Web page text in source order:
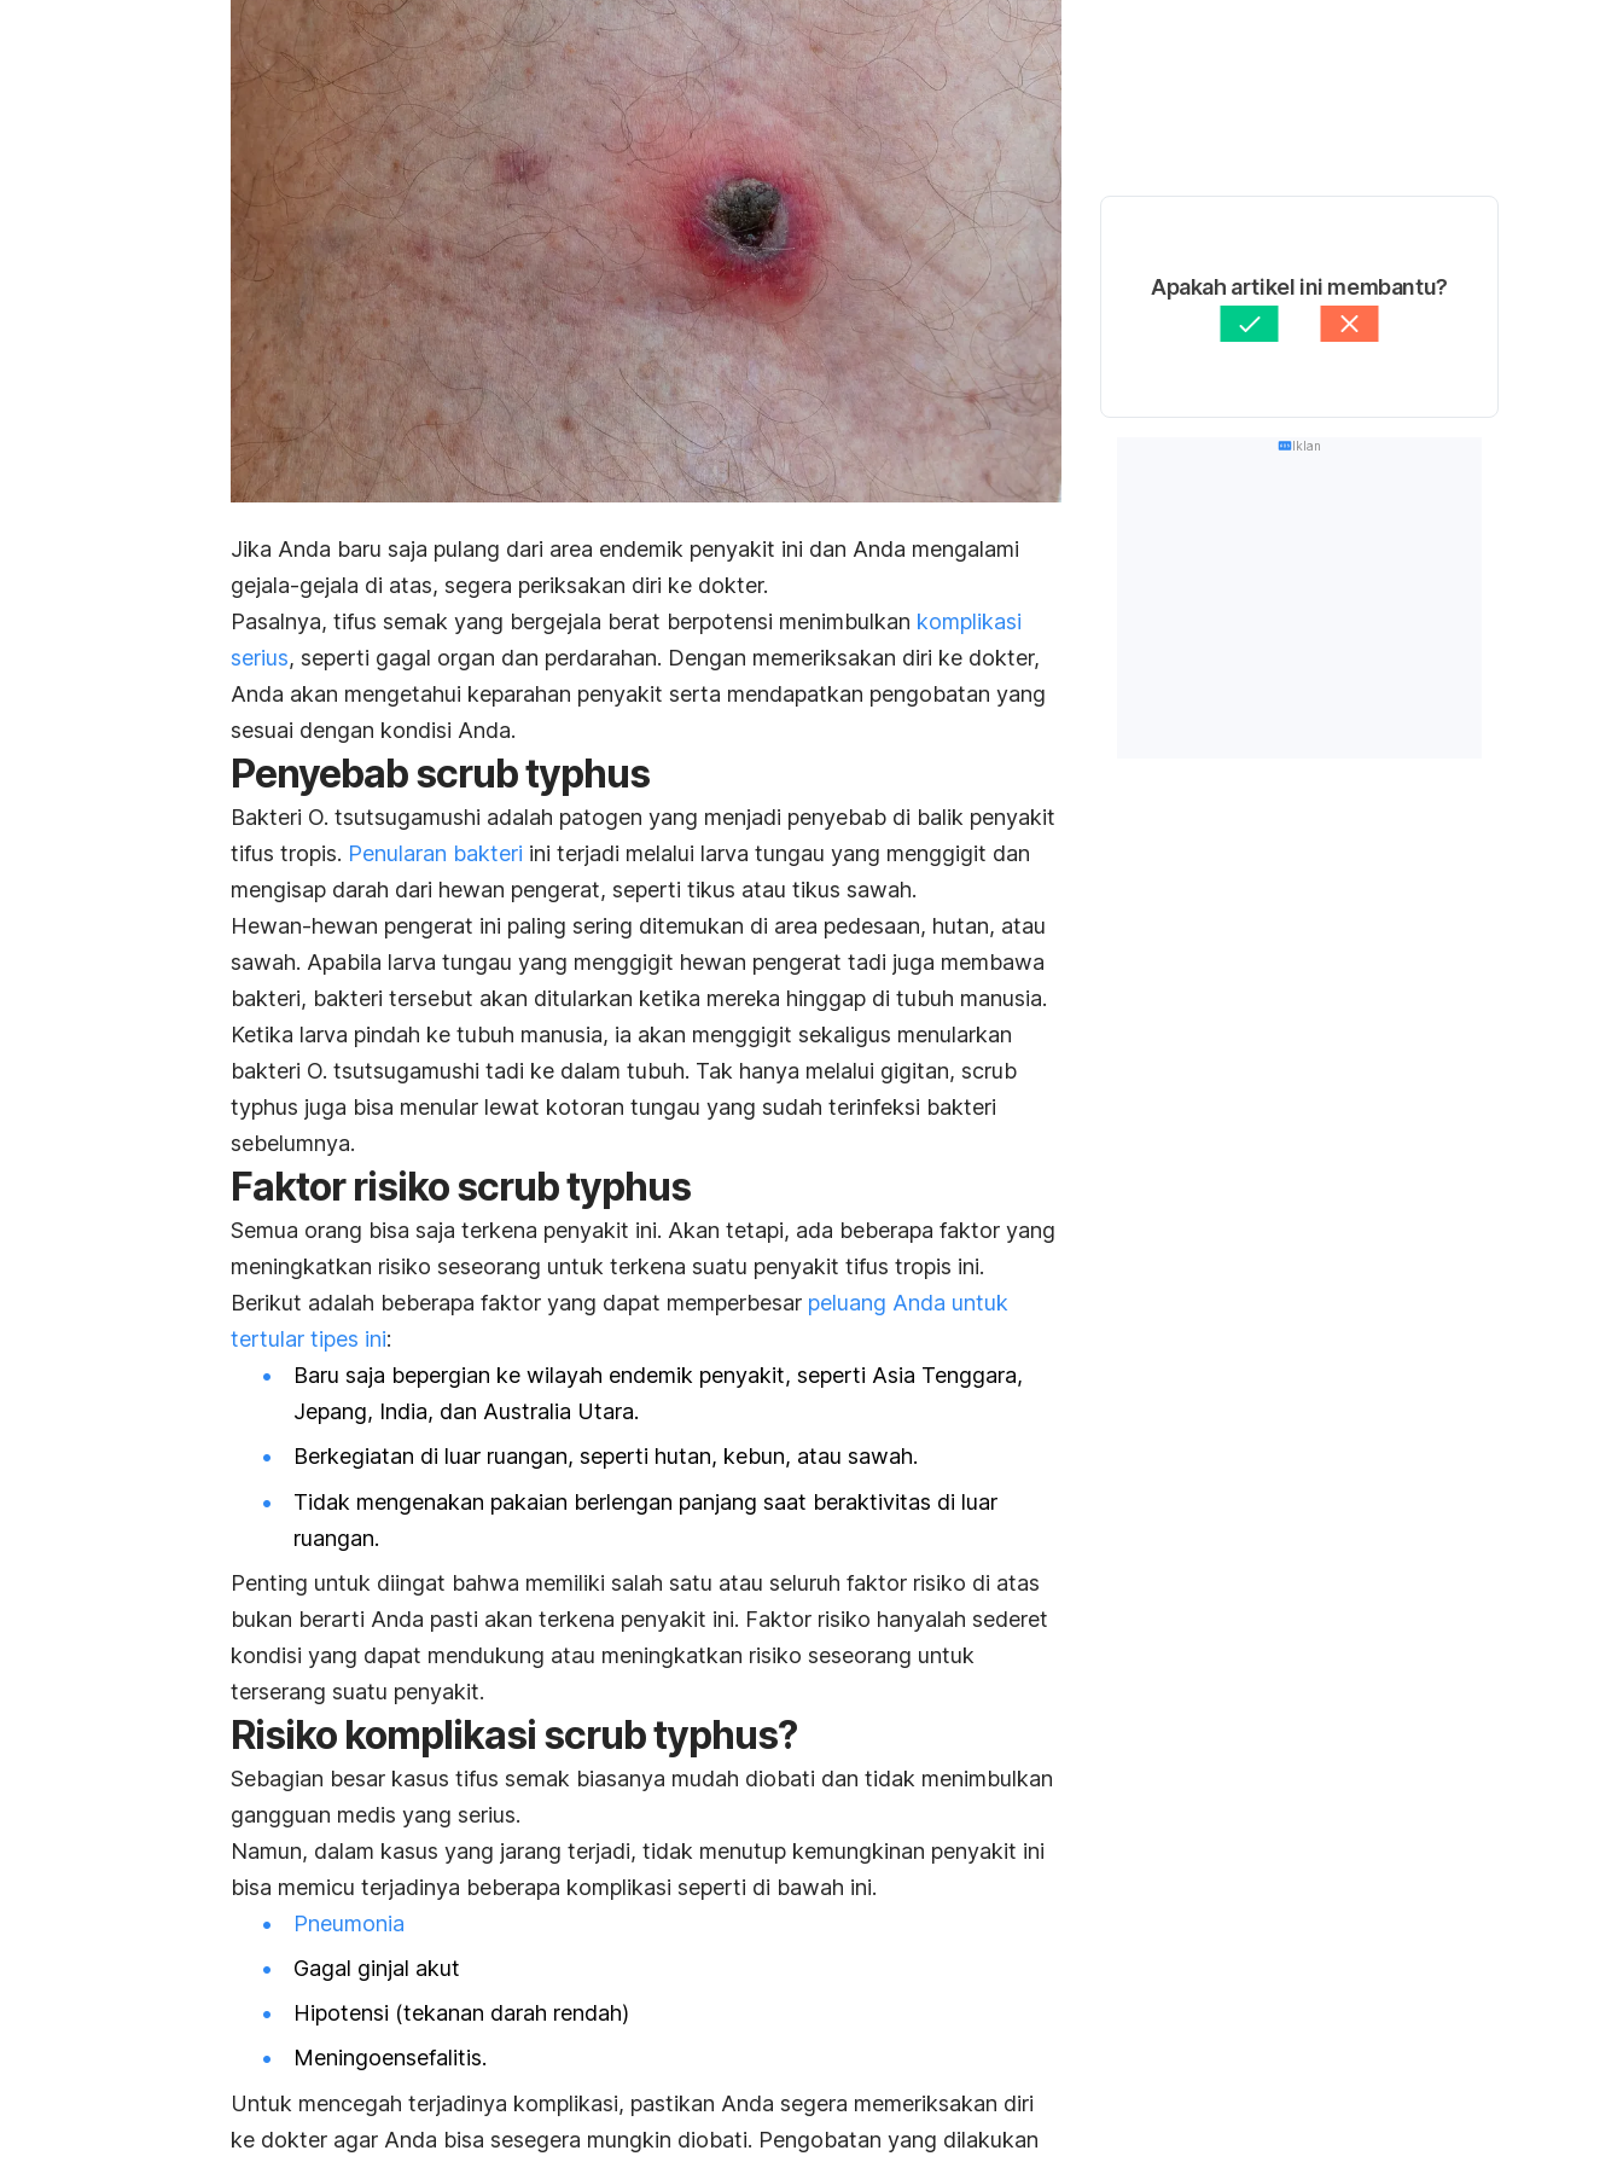
Jika Anda baru saja pulang dari area endemik penyakit ini dan Anda mengalami
gejala-gejala di atas, segera periksakan diri ke dokter.
Pasalnya, tifus semak yang bergejala berat berpotensi menimbulkan komplikasi
serius, seperti gagal organ dan perdarahan. Dengan memeriksakan diri ke dokter,
Anda akan mengetahui keparahan penyakit serta mendapatkan pengobatan yang
sesuai dengan kondisi Anda.
Penyebabscrub typhus
Bakteri O. tsutsugamushi adalah patogen yang menjadi penyebab di balik penyakit
tifus tropis. Penularan bakteri ini terjadi melalui larva tungau yang menggigit dan
mengisap darah dari hewan pengerat, seperti tikus atau tikus sawah.
Hewan-hewan pengerat ini paling sering ditemukan di area pedesaan, hutan, atau
sawah. Apabila larva tungau yang menggigit hewan pengerat tadi juga membawa
bakteri, bakteri tersebut akan ditularkan ketika mereka hinggap di tubuh manusia.
Ketika larva pindah ke tubuh manusia, ia akan menggigit sekaligus menularkan
bakteri O. tsutsugamushi tadi ke dalam tubuh. Tak hanya melalui gigitan, scrub
typhus juga bisa menular lewat kotoran tungau yang sudah terinfeksi bakteri
sebelumnya.
Faktor risikoscrub typhus
Semua orang bisa saja terkena penyakit ini. Akan tetapi, ada beberapa faktor yang
meningkatkan risiko seseorang untuk terkena suatu penyakit tifus tropis ini.
Berikut adalah beberapa faktor yang dapat memperbesar peluang Anda untuk
tertular tipes ini:
Baru saja bepergian ke wilayah endemik penyakit, seperti Asia Tenggara,
Jepang, India, dan Australia Utara.
Berkegiatan di luar ruangan, seperti hutan, kebun, atau sawah.
Tidak mengenakan pakaian berlengan panjang saat beraktivitas di luar
ruangan.
Penting untuk diingat bahwa memiliki salah satu atau seluruh faktor risiko di atas
bukan berarti Anda pasti akan terkena penyakit ini. Faktor risiko hanyalah sederet
kondisi yang dapat mendukung atau meningkatkan risiko seseorang untuk
terserang suatu penyakit.
Risiko komplikasi scrub typhus?
Sebagian besar kasus tifus semak biasanya mudah diobati dan tidak menimbulkan
gangguan medis yang serius.
Namun, dalam kasus yang jarang terjadi, tidak menutup kemungkinan penyakit ini
bisa memicu terjadinya beberapa komplikasi seperti di bawah ini.
Pneumonia
Gagal ginjal akut
Hipotensi (tekanan darah rendah)
Meningoensefalitis.
Untuk mencegah terjadinya komplikasi, pastikan Anda segera memeriksakan diri
ke dokter agar Anda bisa sesegera mungkin diobati. Pengobatan yang dilakukan
Apakah artikel ini membantu?
Iklan